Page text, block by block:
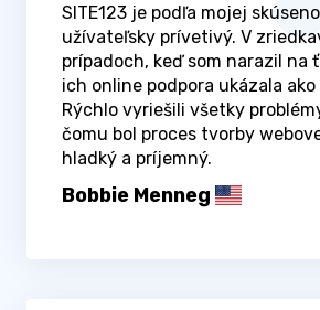
SITE123 je podľa mojej
užívateľsky prívetivý. V
prípadoch, keď som narazil na
ich online podpora ukázala
Rýchlo vyriešili všetky
čomu bol proces tvorby
hladký a príjemný.
Bobbie Menneg